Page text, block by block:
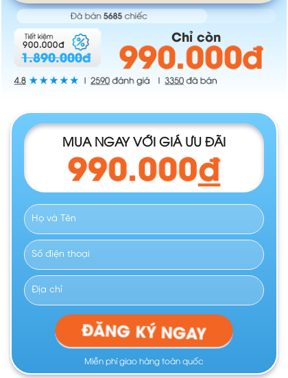
990.000đ
1.890.000đ
900.000đ Chỉ còn
ĐĂNG KÝ NGAY
Miễn phí giao hàng toàn quốc
MUA NGAY VỚI GIÁ ƯU ĐÃI
990.000đ